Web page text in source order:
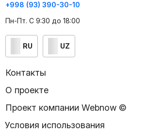
+998 (93) 390-30-10
Пн-Пт. С 9:30 до 18:00
RU UZ
Контакты
О проекте
Проект компании Webnow ©
Условия использования